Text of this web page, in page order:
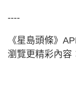
----
《星島頭條》
瀏覽更精彩內容